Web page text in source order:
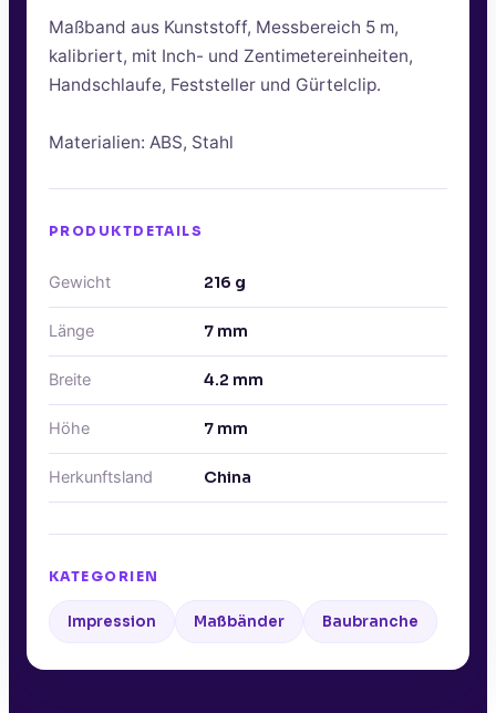
Maßband aus Kunststoff, Messbereich 5 m,
kalibriert, mit Inch- und Zentimetereinheiten,
Handschlaufe, Feststeller und Gürtelclip.
Materialien: ABS, Stahl
PRODUKTDETAILS
Gewicht 216 g
Länge 7 mm
Breite 4.2 mm
Höhe 7 mm
Herkunftsland China
KATEGORIEN
Impression Maßbänder Baubranche